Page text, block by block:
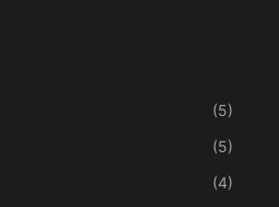
(5)
(5)
(4)